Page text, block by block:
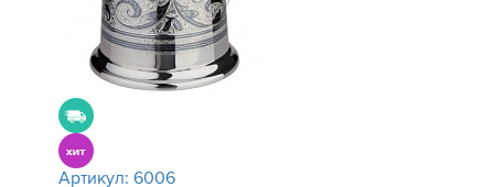
Артикул: 6006